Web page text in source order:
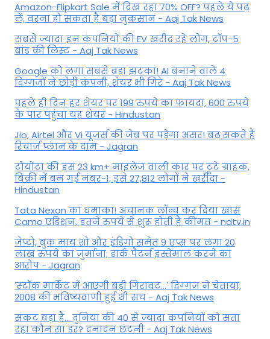
Amazon-Flipkart Sale में दिख रहा 70% OFF? पहले ये पढ़
लें, वरना हो सकता है बड़ा नुकसान - Aaj Tak News
सबसे ज्यादा इन कंपनियों की EV खरीद रहे लोग, टॉप-5
ब्रांड की लिस्ट - Aaj Tak News
Google को लगा सबसे बड़ा झटका! AI बनाने वाले 4
दिग्गजों ने छोड़ी कंपनी, शेयर भी गिरे - Aaj Tak News
पहले ही दिन हर शेयर पर 199 रुपये का फायदा, 600 रुपये
के पार पहुंचा यह शेयर - Hindustan
Jio, Airtel और Vi यूजर्स की जेब पर पड़ेगा असर! बढ़ सकते हैं
रिचार्ज प्लान के दाम - Jagran
टोयोटा की इस 23 km+ माइलेज वाली कार पर टूटे ग्राहक,
बिक्री में बन गई नंबर-1; इसे 27,812 लोगों ने खरीदा -
Hindustan
Tata Nexon का धमाका! अचानक लॉन्च कर दिया खास
Camo एडिशन, इतने रुपये से शुरू होती है कीमत - ndtv.in
जेप्टो, बुक माय शो और इंडिगो समेत 9 एप्स पर लगा 20
लाख रुपये का जुर्माना; डार्क पैटर्न इस्तेमाल करने का
आरोप - Jagran
'स्‍टॉक मार्केट में आएगी बड़ी गिरावट...' दिग्‍गज ने चेताया,
2008 की भविष्यवाणी हुई थी सच - Aaj Tak News
संकट बड़ा है... दुनिया की 40 से ज्यादा कंपनियों को सता
रहा कौन सा डर? दनादन छंटनी - Aaj Tak News